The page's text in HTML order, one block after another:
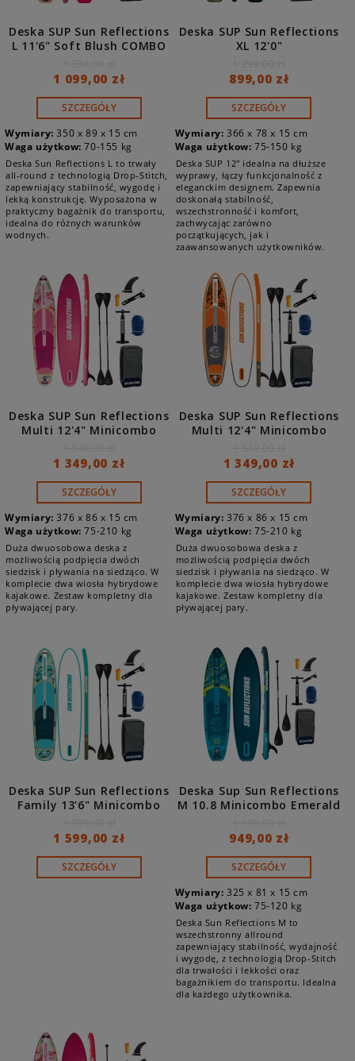
Deska SUP Sun Reflections
L 11'6" Soft Blush COMBO
1 099,00 zł
SZCZEGÓŁY
Wymiary: 350 x 89 x 15 cm
Waga użytkow: 70-155 kg
Deska Sun Reflections L to trwały
all-round z technologią Drop-Stitch,
zapewniający stabilność, wygodę i
lekką konstrukcję. Wyposażona w
praktyczny bagażnik do transportu,
idealna do różnych warunków
wodnych.
Deska SUP Sun Reflections
XL 12'0"
899,00 zł
SZCZEGÓŁY
Wymiary: 366 x 78 x 15 cm
Waga użytkow: 75-150 kg
Deska SUP 12" idealna na dłuższe
wyprawy, łączy funkcjonalność z
eleganckim designem. Zapewnia
doskonałą stabilność,
wszechstronność i komfort,
zachwycając zarówno
początkujących, jak i
zaawansowanych użytkowników.
Deska SUP Sun Reflections
Multi 12'4" Minicombo
1 349,00 zł
SZCZEGÓŁY
Wymiary: 376 x 86 x 15 cm
Waga użytkow: 75-210 kg
Duża dwuosobowa deska z
możliwością podpięcia dwóch
siedzisk i pływania na siedząco. W
komplecie dwa wiosła hybrydowe
kajakowe. Zestaw kompletny dla
pływającej pary.
Deska SUP Sun Reflections
Multi 12'4" Minicombo
1 349,00 zł
SZCZEGÓŁY
Wymiary: 376 x 86 x 15 cm
Waga użytkow: 75-210 kg
Duża dwuosobowa deska z
możliwością podpięcia dwóch
siedzisk i pływania na siedząco. W
komplecie dwa wiosła hybrydowe
kajakowe. Zestaw kompletny dla
pływającej pary.
Deska SUP Sun Reflections
Family 13'6" Minicombo
1 599,00 zł
SZCZEGÓŁY
Deska Sup Sun Reflections
M 10.8 Minicombo Emerald
949,00 zł
SZCZEGÓŁY
Wymiary: 325 x 81 x 15 cm
Waga użytkow: 75-120 kg
Deska Sun Reflections M to
wszechstronny allround
zapewniający stabilność, wydajność
i wygodę, z technologią Drop-Stitch
dla trwałości i lekkości oraz
bagażnikiem do transportu. Idealna
dla każdego użytkownika.